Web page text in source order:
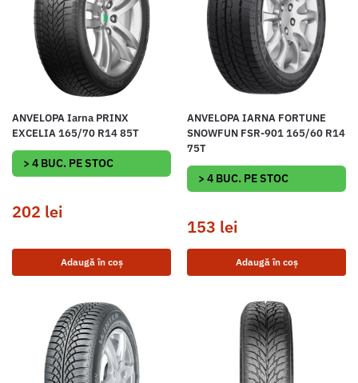
ANVELOPA Iarna PRINX
EXCELIA 165/70 R14 85T
> 4 BUC. PE STOC
202 lei
Adaugă în coș
ANVELOPA IARNA FORTUNE
SNOWFUN FSR-901 165/60 R14
75T
> 4 BUC. PE STOC
153 lei
Adaugă în coș